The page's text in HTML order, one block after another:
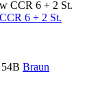
6 + 2 St.
Braun